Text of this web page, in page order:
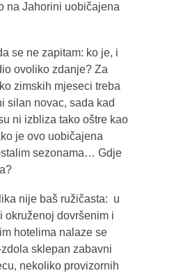
na Jahorini uobičajena
se ne zapitam: ko je, i
ovoliko zdanje? Za
zimskih mjeseci treba
silan novac, sada kad
ni izbliza tako oštre kao
je ovo uobičajena
sezonama… Gdje
nije baš ružičasta: u
okruženoj dovršenim i
hotelima nalaze se
sklepan zabavni
nekoliko provizornih